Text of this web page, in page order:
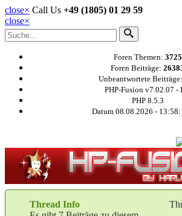
close× Call Us +49 (1805) 01 29 59
close×
Foren Themen: 3725
Foren Beiträge:
Unbeantwortete Beiträge:
PHP-Fusion v7.02.07 -
PHP 8.5.3
Datum 08.08.2026 -
Thread Info